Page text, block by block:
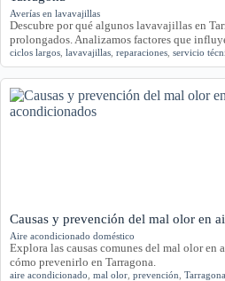
Averías en lavavajillas
Descubre por qué algunos lavavajillas en
prolongados. Analizamos factores que
ciclos largos lavavajillas reparaciones servicio
Causas y prevención del mal olor en
Aire acondicionado doméstico
Explora las causas comunes del mal olor en
cómo prevenirlo en Tarragona.
aire acondicionado mal olor prevención Tarragona